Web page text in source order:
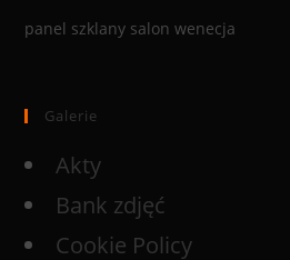
panel szklany salon wenecja
Galerie
Akty
Bank zdjęć
Cookie Policy